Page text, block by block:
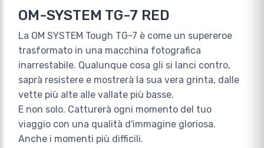
OM-SYSTEM TG-7 RED
La OM SYSTEM Tough TG-7 è come un supereroe
trasformato in una macchina fotografica
inarrestabile. Qualunque cosa gli si lanci contro,
saprà resistere e mostrerà la sua vera grinta, dalle
vette più alte alle vallate più basse.
E non solo. Catturerà ogni momento del tuo
viaggio con una qualità d'immagine gloriosa.
Anche i momenti più difficili.